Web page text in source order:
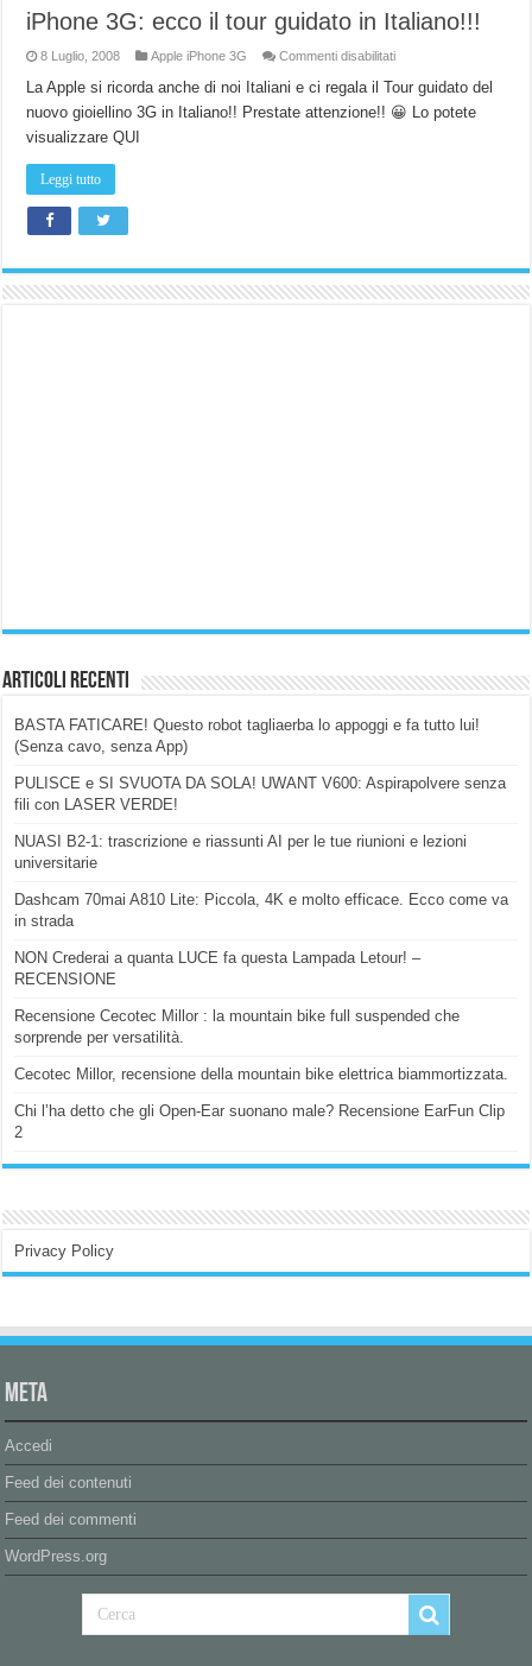
iPhone 3G: ecco il tour guidato in Italiano!!!
8 Luglio, 2008 Apple iPhone 3G Commenti disabilitatisu
3G:
ecco
il
La Apple si ricorda anche di noi Italiani e ci regala il Tour guidato del
nuovo gioiellino 3G in Italiano!! Prestate attenzione!! 😀 Lo potete
visualizzare QUI
Leggi tutto
Articoli Recenti
BASTA FATICARE! Questo robot tagliaerba lo appoggi e fa tutto lui!
(Senza cavo, senza App)
PULISCE e SI SVUOTA DA SOLA! UWANT V600: Aspirapolvere senza
fili con LASER VERDE!
NUASI B2-1: trascrizione e riassunti AI per le tue riunioni e lezioni
universitarie
Dashcam 70mai A810 Lite: Piccola, 4K e molto efficace. Ecco come va
in strada
NON Crederai a quanta LUCE fa questa Lampada Letour! –
RECENSIONE
Recensione Cecotec Millor : la mountain bike full suspended che
sorprende per versatilità.
Cecotec Millor, recensione della mountain bike elettrica biammortizzata.
Chi l’ha detto che gli Open-Ear suonano male? Recensione EarFun Clip
2
Privacy Policy
Meta
Accedi
Feed dei contenuti
Feed dei commenti
WordPress.org